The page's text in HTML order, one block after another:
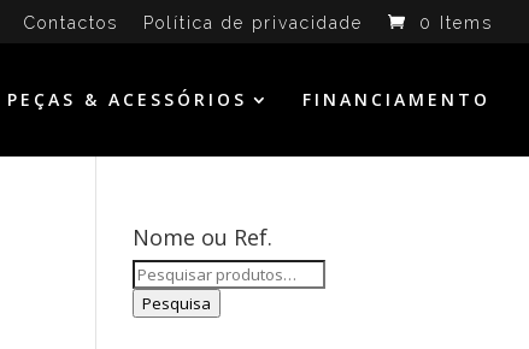
Contactos Política de privacidade 0 Items
PEÇAS & ACESSÓRIOS FINANCIAMENTO
Nome ou Ref.
Pesquisar
por:
Pesquisa